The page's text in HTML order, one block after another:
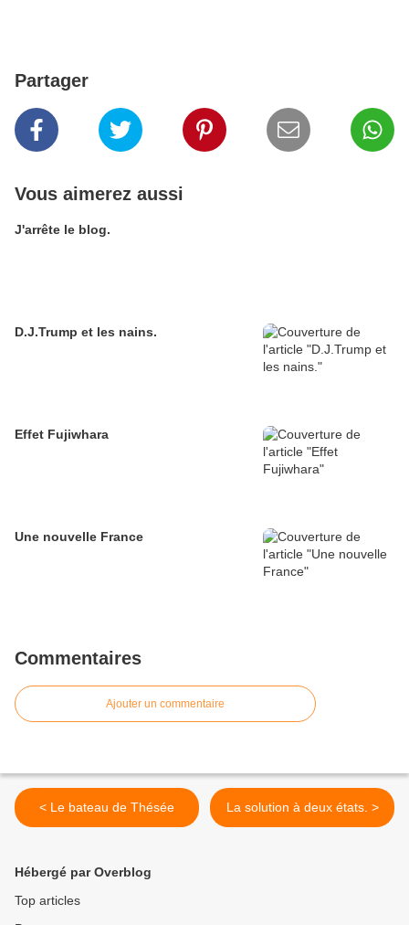
Partager
Vous aimerez aussi
J'arrête le blog.
D.J.Trump et les nains.
Effet Fujiwhara
Une nouvelle France
Commentaires
Ajouter un commentaire
< Le bateau de Thésée La solution à deux états. >
Hébergé par Overblog
Top articles